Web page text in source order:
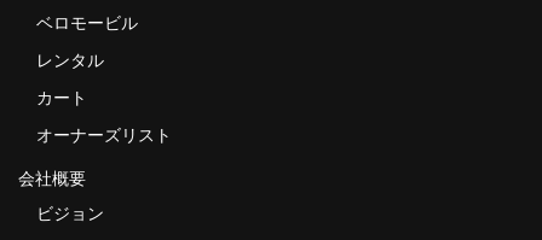
ベロモービル
レンタル
カート
オーナーズリスト
会社概要
ビジョン